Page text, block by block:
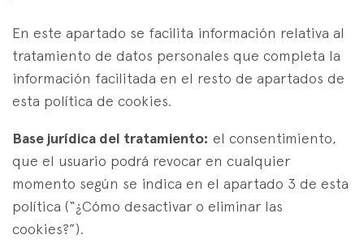
En este apartado se facilita información relativa al
tratamiento de datos personales que completa la
información facilitada en el resto de apartados de
esta política de cookies.
Base jurídica del tratamiento: el consentimiento,
que el usuario podrá revocar en cualquier
momento según se indica en el apartado 3 de esta
política (“¿Cómo desactivar o eliminar las
cookies?”).